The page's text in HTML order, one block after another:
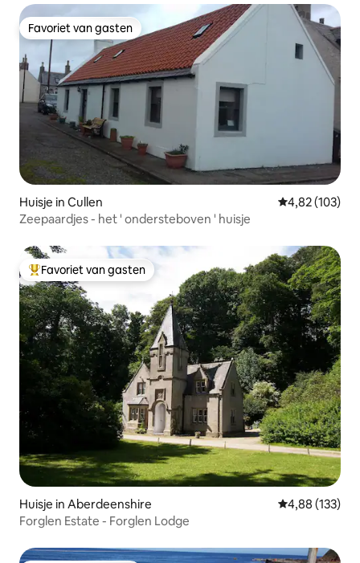
Favoriet van gasten
Favoriet van gasten
Huisje in Cullen Gemiddelde
4,82 (103)
Zeepaardjes - het ' ondersteboven ' huisje
Topfavoriet van gasten
Favoriet van gasten
Huisje in Aberdeenshire Gemiddelde
4,88 (133)
Forglen Estate - Forglen Lodge